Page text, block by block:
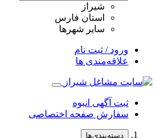
شیراز
استان فارس
سایر شهرها
ورود / ثبت نام
علاقه‌مندی ها
ثبت آگهی انبوه
سفارش صفحه اختصاصی
دسته‌بندی‌ها